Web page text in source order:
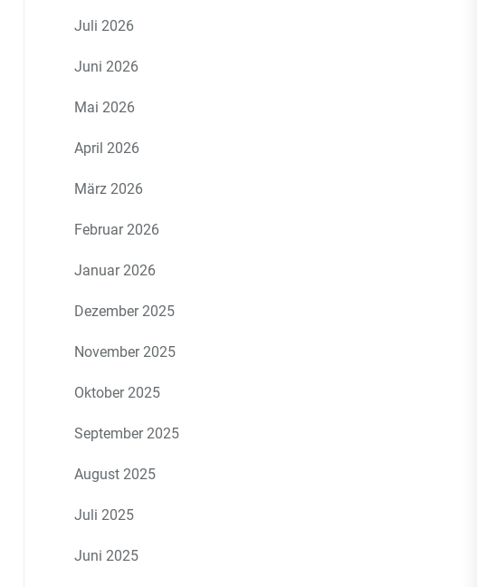
Juli 2026
Juni 2026
Mai 2026
April 2026
März 2026
Februar 2026
Januar 2026
Dezember 2025
November 2025
Oktober 2025
September 2025
August 2025
Juli 2025
Juni 2025